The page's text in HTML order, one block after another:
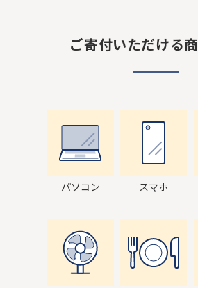
ご寄付いただける
パソコン スマホ